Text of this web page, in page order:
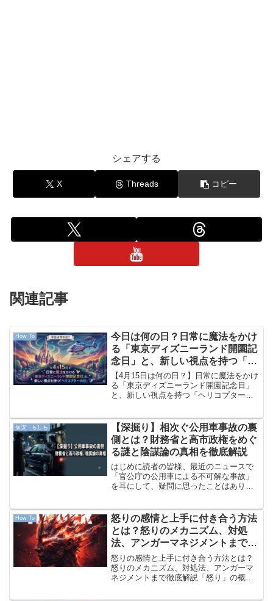
シェアする
X Threads コピー
関連記事
How To
今日は何の日？日常に魔法をかけ
る「東京ディズニーランド開園記
念日」と、新しい視点を持つ「ヘ
リコプターの日」
【4月15日は何の日？】日常に魔法をかけ
る「東京ディズニーランド開園記念日」
と、新しい視点を持つ「ヘリコプターの
2026年4月15日（水曜日）です。本日の
六曜は大安（...
仮説・もしも
【深掘り】相次ぐ公用車事故の裏
側とは？財務省と高市政権をめぐ
る謎と陰謀論の真相を徹底解説
はじめに読者の皆様、最近のニュースで
「官公庁の公用車による不可解な事故」
を耳にして、疑問に思ったことはありま
起きているのか」と、不安や疑念を感じ
る方も多いことでしょう。...
How To
怒りの感情と上手に付き合う方法
とは？怒りのメカニズム、対処
法、アンガーマネジメントまで徹
底解説
怒りの感情と上手に付き合う方法とは？
怒りのメカニズム、対処法、アンガーマ
ネジメントまで徹底解説「怒り」の概